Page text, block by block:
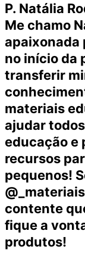
P. Natália
Me chamo
apaixonada
no início da
transferir
materiais
ajudar
educação e
recursos
pequenos!
contente
fique a
produtos!